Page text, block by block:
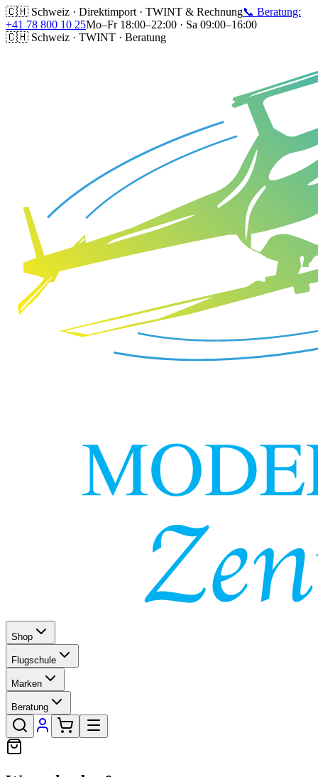
🇨🇭 Schweiz · Direktimport · TWINT & Rechnung📞 Beratung:
+41 78 800 10 25Mo–Fr 18:00–22:00 · Sa 09:00–16:00
🇨🇭 Schweiz · TWINT · Beratung
Shop
Flugschule
Marken
Beratung